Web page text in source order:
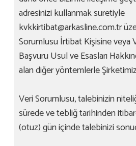
adresinizi kullanmak suretiyle
kvkkirtibat@arkasline.com.tr
Sorumlusu İrtibat Kişisine veya
Başvuru Usul ve Esasları
alan diğer yöntemlerle
Veri Sorumlusu, talebinizin
sürede ve tebliğ tarihinden
(otuz) gün içinde talebinizi